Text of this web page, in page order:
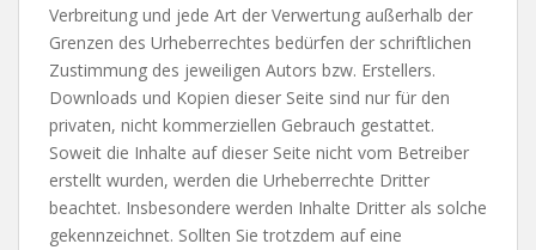
Verbreitung und jede Art der Verwertung außerhalb der
Grenzen des Urheberrechtes bedürfen der schriftlichen
Zustimmung des jeweiligen Autors bzw. Erstellers.
Downloads und Kopien dieser Seite sind nur für den
privaten, nicht kommerziellen Gebrauch gestattet.
Soweit die Inhalte auf dieser Seite nicht vom Betreiber
erstellt wurden, werden die Urheberrechte Dritter
beachtet. Insbesondere werden Inhalte Dritter als solche
gekennzeichnet. Sollten Sie trotzdem auf eine